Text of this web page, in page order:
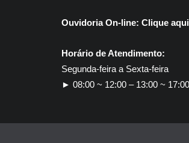
Ouvidoria On-line: Clique aqui
Horário de Atendimento:
Segunda-feira a Sexta-feira
► 08:00 ~ 12:00 – 13:00 ~ 17:00